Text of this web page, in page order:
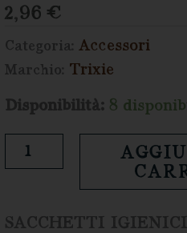
2,96€
Categoria: Accessori
Marchio: Trixie
Disponibilità: 8
Sacchetti
SACCHETTI